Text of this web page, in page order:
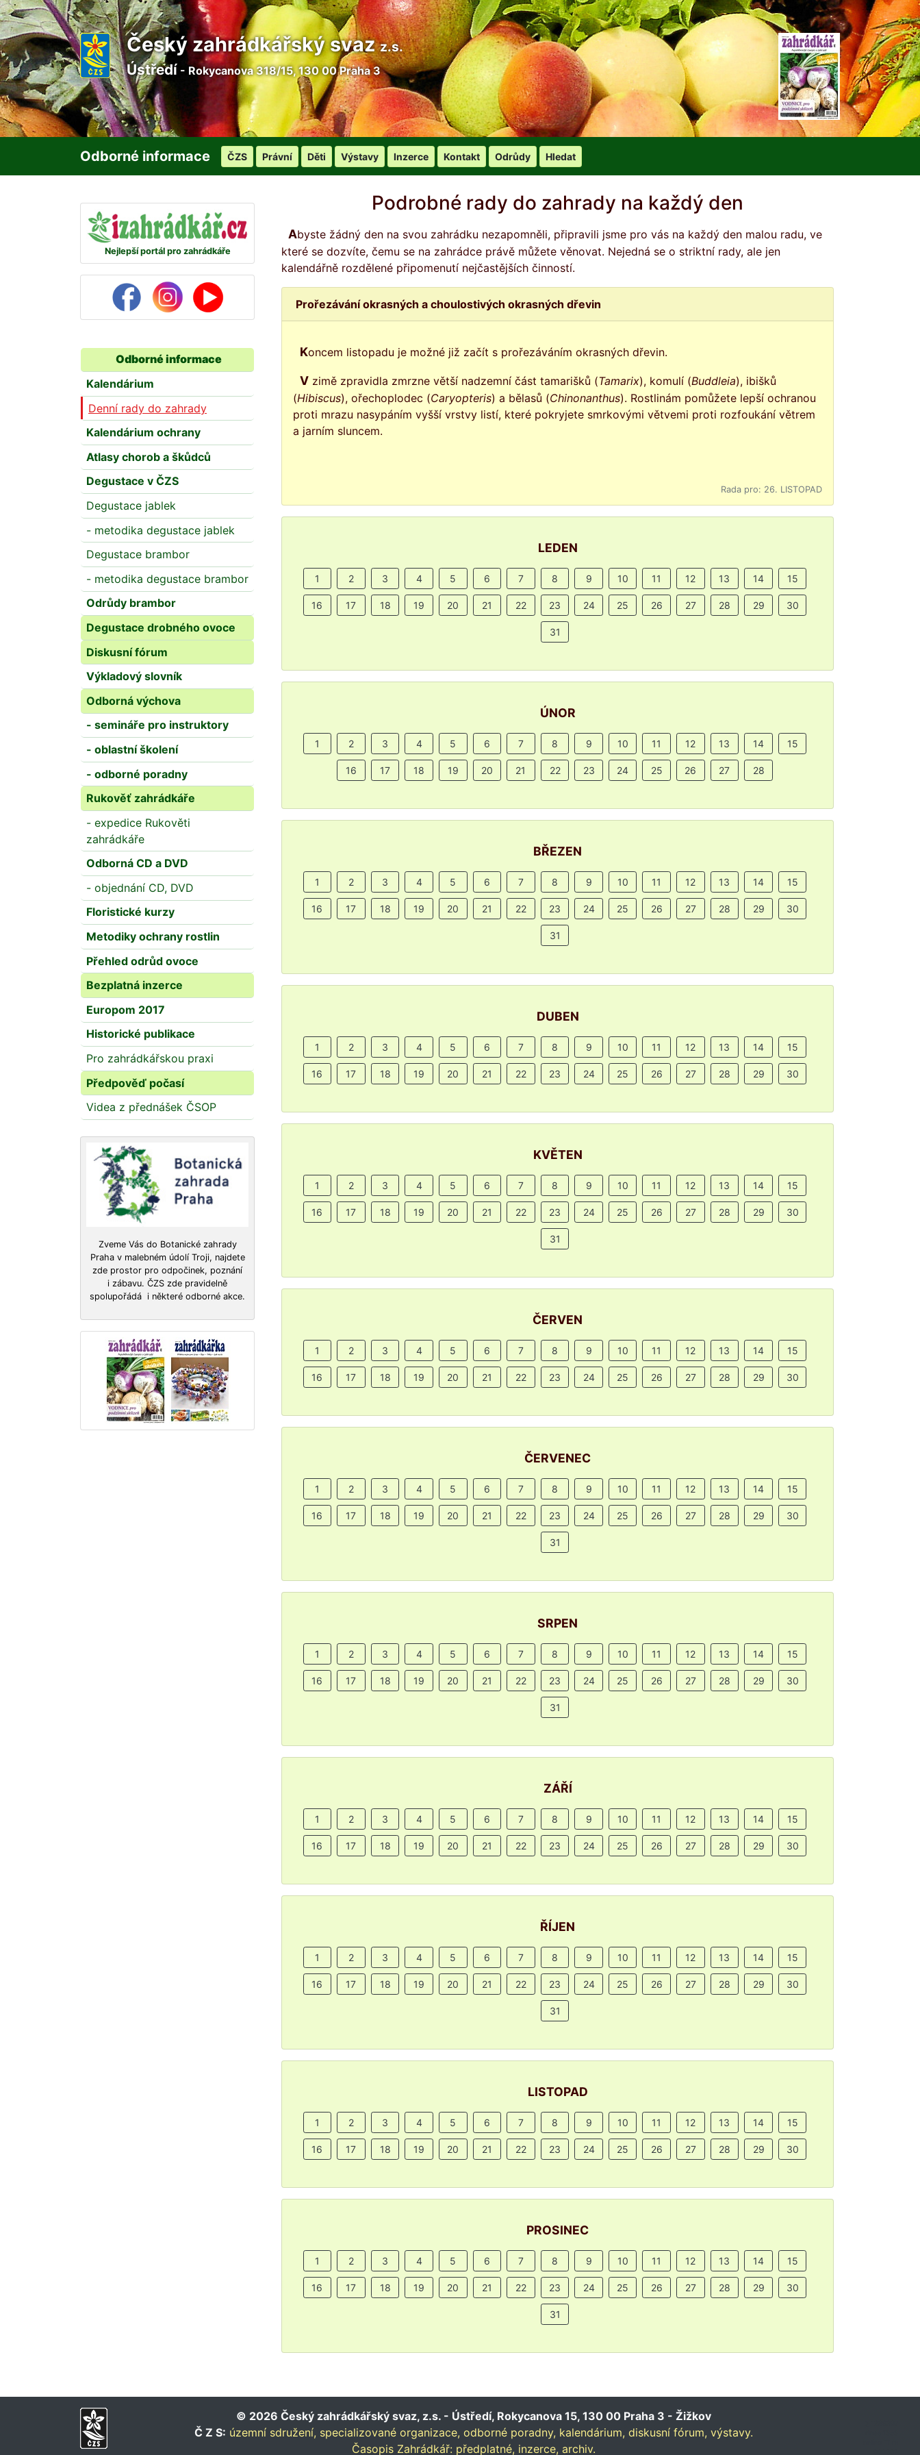
Český zahrádkářský svazz.s.
Ústředí - Rokycanova 318/15, 130 00 Praha 3
Odborné informace ČZS Právní Děti Výstavy Inzerce Kontakt Odrůdy Hledat
Nejlepší portál pro zahrádkáře
Odborné informace
Kalendárium
Denní rady do zahrady
Kalendárium ochrany
Atlasy chorob a škůdců
Degustace v ČZS
Degustace jablek
- metodika degustace jablek
Degustace brambor
- metodika degustace brambor
Odrůdy brambor
Degustace drobného ovoce
Diskusní fórum
Výkladový slovník
Odborná výchova
- semináře pro instruktory
- oblastní školení
- odborné poradny
Rukověť zahrádkáře
- expedice Rukověti
zahrádkáře
Odborná CD a DVD
- objednání CD, DVD
Floristické kurzy
Metodiky ochrany rostlin
Přehled odrůd ovoce
Bezplatná inzerce
Europom 2017
Historické publikace
Pro zahrádkářskou praxi
Předpověď počasí
Videa z přednášek ČSOP
Zveme Vás do Botanické zahrady
Praha v malebném údolí Troji, najdete
zde prostor pro odpočinek, poznání
i zábavu. ČZS zde pravidelně
spolupořádá i některé odborné akce.
Podrobné rady do zahrady na každý den
Abyste žádný den na svou zahrádku nezapomněli, připravili jsme pro vás na každý den malou radu, ve
které se dozvíte, čemu se na zahrádce právě můžete věnovat. Nejedná se o striktní rady, ale jen
kalendářně rozdělené připomenutí nejčastějších činností.
Prořezávání okrasných a choulostivých okrasných dřevin
Koncem listopadu je možné již začít s prořezáváním okrasných dřevin.
V zimě zpravidla zmrzne větší nadzemní část tamarišků (Tamarix), komulí (Buddleia), ibišků
(Hibiscus), ořechoplodec (Caryopteris) a bělasů (Chinonanthus). Rostlinám pomůžete lepší ochranou
proti mrazu nasypáním vyšší vrstvy listí, které pokryjete smrkovými větvemi proti rozfoukání větrem
a jarním sluncem.
Rada pro: 26. LISTOPAD
LEDEN
1 2 3 4 5 6 7 8 9 10 11 12 13 14 15
16 17 18 19 20 21 22 23 24 25 26 27 28 29 30
31
ÚNOR
1 2 3 4 5 6 7 8 9 10 11 12 13 14 15
16 17 18 19 20 21 22 23 24 25 26 27 28
BŘEZEN
1 2 3 4 5 6 7 8 9 10 11 12 13 14 15
16 17 18 19 20 21 22 23 24 25 26 27 28 29 30
31
DUBEN
1 2 3 4 5 6 7 8 9 10 11 12 13 14 15
16 17 18 19 20 21 22 23 24 25 26 27 28 29 30
KVĚTEN
1 2 3 4 5 6 7 8 9 10 11 12 13 14 15
16 17 18 19 20 21 22 23 24 25 26 27 28 29 30
31
ČERVEN
1 2 3 4 5 6 7 8 9 10 11 12 13 14 15
16 17 18 19 20 21 22 23 24 25 26 27 28 29 30
ČERVENEC
1 2 3 4 5 6 7 8 9 10 11 12 13 14 15
16 17 18 19 20 21 22 23 24 25 26 27 28 29 30
31
SRPEN
1 2 3 4 5 6 7 8 9 10 11 12 13 14 15
16 17 18 19 20 21 22 23 24 25 26 27 28 29 30
31
ZÁŘÍ
1 2 3 4 5 6 7 8 9 10 11 12 13 14 15
16 17 18 19 20 21 22 23 24 25 26 27 28 29 30
ŘÍJEN
1 2 3 4 5 6 7 8 9 10 11 12 13 14 15
16 17 18 19 20 21 22 23 24 25 26 27 28 29 30
31
LISTOPAD
1 2 3 4 5 6 7 8 9 10 11 12 13 14 15
16 17 18 19 20 21 22 23 24 25 26 27 28 29 30
PROSINEC
1 2 3 4 5 6 7 8 9 10 11 12 13 14 15
16 17 18 19 20 21 22 23 24 25 26 27 28 29 30
31
© 2026 Český zahrádkářský svaz, z.s. - Ústředí, Rokycanova 15, 130 00 Praha 3 - Žižkov
Č Z S: územní sdružení, specializované organizace, odborné poradny, kalendárium, diskusní fórum, výstavy.
Časopis Zahrádkář: předplatné, inzerce, archiv.